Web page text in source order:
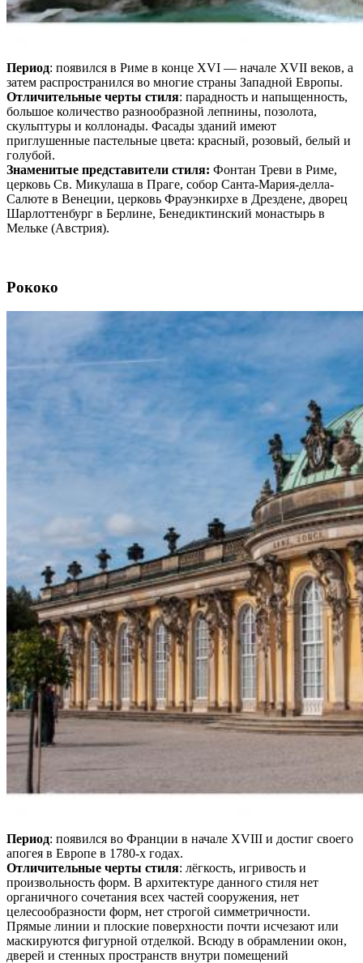
Период: появился в Риме в конце XVI — начале XVII веков, а
затем распространился во многие страны Западной Европы.
Отличительные черты стиля: парадность и напыщенность,
большое количество разнообразной лепнины, позолота,
скульптуры и коллонады. Фасады зданий имеют
приглушенные пастельные цвета: красный, розовый, белый и
голубой.
Знаменитые представители стиля: Фонтан Треви в Риме,
церковь Св. Микулаша в Праге, собор Санта-Мария-делла-
Салюте в Венеции, церковь Фрауэнкирхе в Дрездене, дворец
Шарлоттенбург в Берлине, Бенедиктинский монастырь в
Мельке (Австрия).
Рококо
Период: появился во Франции в начале XVIII и достиг своего
апогея в Европе в 1780-х годах.
Отличительные черты стиля: лёгкость, игривость и
произвольность форм. В архитектуре данного стиля нет
органичного сочетания всех частей сооружения, нет
целесообразности форм, нет строгой симметричности.
Прямые линии и плоские поверхности почти исчезают или
маскируются фигурной отделкой. Всюду в обрамлении окон,
дверей и стенных пространств внутри помещений